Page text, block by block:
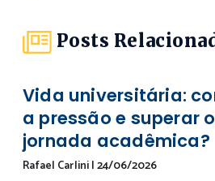
Posts
Vida universitária:
a pressão e superar
jornada acadêmica?
Rafael Carlini|24/06/2026